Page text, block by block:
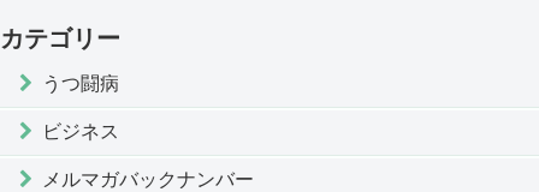
カテゴリー
うつ闘病
ビジネス
メルマガバックナンバー